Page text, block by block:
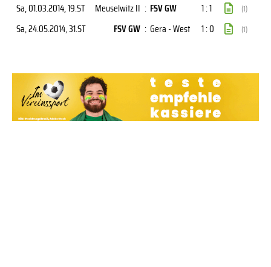
Sa, 01.03.2014, 19.ST Meuselwitz II : FSV GW 1 : 1 (1)
Sa, 24.05.2014, 31.ST FSV GW : Gera - West 1 : 0 (1)